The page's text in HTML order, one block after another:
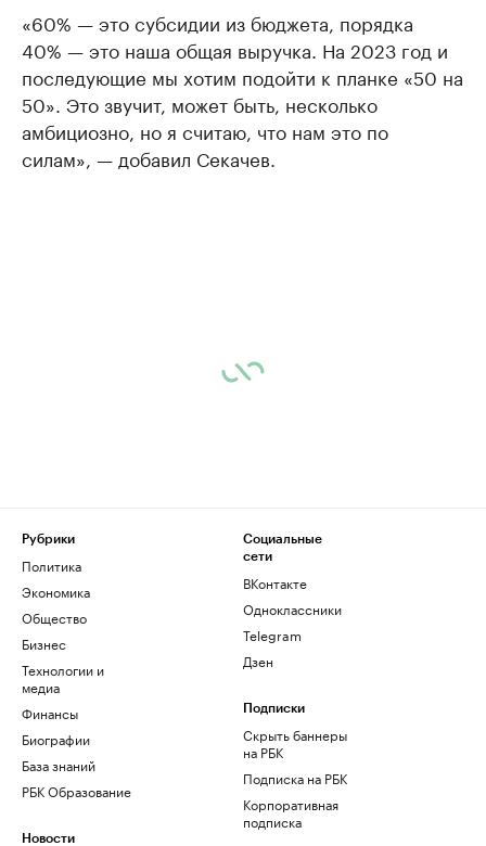
«60% — это субсидии из бюджета, порядка
40% — это наша общая выручка. На 2023 год и
последующие мы хотим подойти к планке «50 на
50». Это звучит, может быть, несколько
амбициозно, но я считаю, что нам это по
силам», — добавил Секачев.
Рубрики
Политика
Экономика
Общество
Бизнес
Технологии и
медиа
Финансы
Биографии
База знаний
РБК Образование
Новости
Социальные
сети
ВКонтакте
Одноклассники
Telegram
Дзен
Подписки
Скрыть баннеры
на РБК
Подписка на РБК
Корпоративная
подписка